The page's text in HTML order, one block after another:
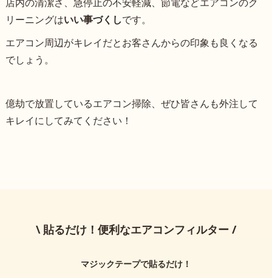
リーニングはいい事づくしです。
エアコン周辺がキレイだとお客さんからの印象も良くなる
でしょう。
億劫で放置しているエアコン掃除、ぜひ皆さんも外注して
キレイにしてみてください！
\ 貼るだけ！便利なエアコンフィルター /
マジックテープで貼るだけ！